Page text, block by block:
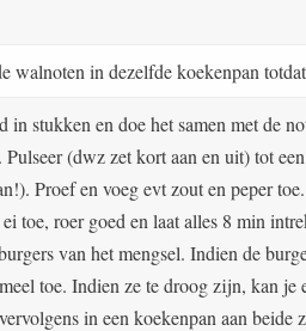
walnoten in dezelfde koekenpan
in stukken en doe het samen met de
(dwz zet kort aan en uit) tot
Proef en voeg evt zout en peper toe.
toe, roer goed en laat alles 8 min
van het mengsel. Indien de
toe. Indien ze te droog zijn, kan je
in een koekenpan aan beide